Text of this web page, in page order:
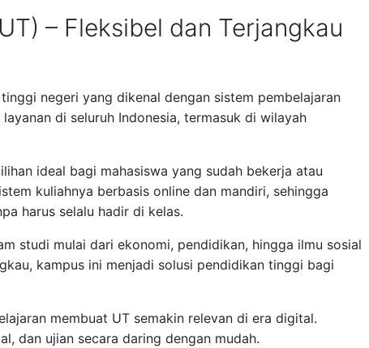
– Fleksibel dan Terjangkau
negeri yang dikenal dengan sistem pembelajaran
di seluruh Indonesia, termasuk di wilayah
ideal bagi mahasiswa yang sudah bekerja atau
kuliahnya berbasis online dan mandiri, sehingga
harus selalu hadir di kelas.
studi mulai dari ekonomi, pendidikan, hingga ilmu sosial
kampus ini menjadi solusi pendidikan tinggi bagi
membuat UT semakin relevan di era digital.
dan ujian secara daring dengan mudah.